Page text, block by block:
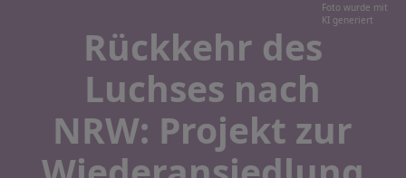
Foto wurde mit
KI generiert
Rückkehr des
Luchses nach
NRW: Projekt zur